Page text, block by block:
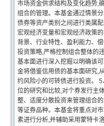
市场资金供求结构及变化趋势,
组合的管理。本基金通过情景
债券等资产类别之间进行类属
宏观经济变量和宏观经济政策
背景、行业特性、盈利能力、
投资策略,严格控制组合整体的
基本面进行深入挖掘以明确该
金将借鉴信用债的基本面研究,
约风险小的可转债进行投资。
位的研究和比较,对个券发行主
整、适度分散投资来管理组合
等证券品种。本基金将重点对
素进行分析,并辅助采用蒙特卡